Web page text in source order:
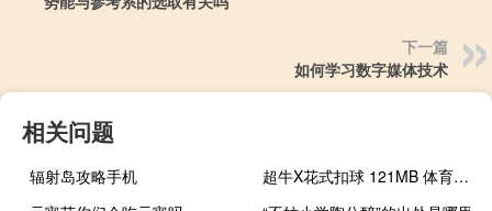
下一篇
如何学习数字媒体技术
相关问题
辐射岛攻略手机
超牛X花式扣球 121MB 体育运动类VR视频